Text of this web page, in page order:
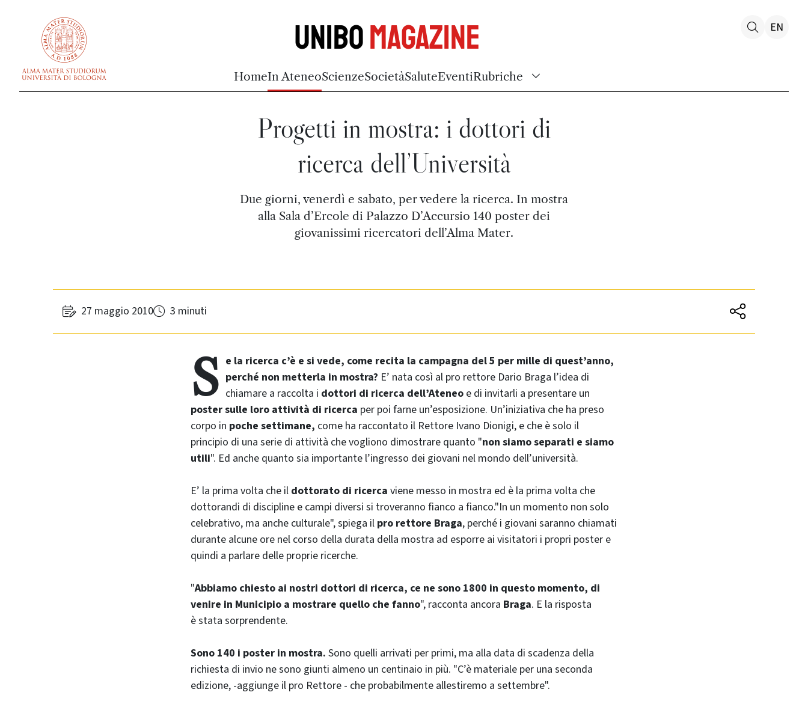
UniboMagazine
HomeIn AteneoScienzeSocietàSaluteEventiRubriche
EN
Progetti in mostra: i dottori di
ricerca dell’Università
Due giorni, venerdì e sabato, per vedere la ricerca. In mostra
alla Sala d’Ercole di Palazzo D’Accursio 140 poster dei
giovanissimi ricercatori dell’Alma Mater.
27 maggio 2010 3 minuti
S e la ricerca c’è e si vede, come recita la campagna del 5 per mille di quest’anno,
perché non metterla in mostra? E’ nata così al pro rettore Dario Braga l’idea di
chiamare a raccolta i dottori di ricerca dell’Ateneo e di invitarli a presentare un
poster sulle loro attività di ricerca per poi farne un’esposizione. Un’iniziativa che ha preso
corpo in poche settimane, come ha raccontato il Rettore Ivano Dionigi, e che è solo il
principio di una serie di attività che vogliono dimostrare quanto "non siamo separati e siamo
utili". Ed anche quanto sia importante l’ingresso dei giovani nel mondo dell’università.
E’ la prima volta che il dottorato di ricerca viene messo in mostra ed è la prima volta che
dottorandi di discipline e campi diversi si troveranno fianco a fianco."In un momento non solo
celebrativo, ma anche culturale", spiega il pro rettore Braga, perché i giovani saranno chiamati
durante alcune ore nel corso della durata della mostra ad esporre ai visitatori i propri poster e
quindi a parlare delle proprie ricerche.
"Abbiamo chiesto ai nostri dottori di ricerca, ce ne sono 1800 in questo momento, di
venire in Municipio a mostrare quello che fanno", racconta ancora Braga. E la risposta
è stata sorprendente.
Sono 140 i poster in mostra. Sono quelli arrivati per primi, ma alla data di scadenza della
richiesta di invio ne sono giunti almeno un centinaio in più. "C’è materiale per una seconda
edizione, -aggiunge il pro Rettore - che probabilmente allestiremo a settembre".